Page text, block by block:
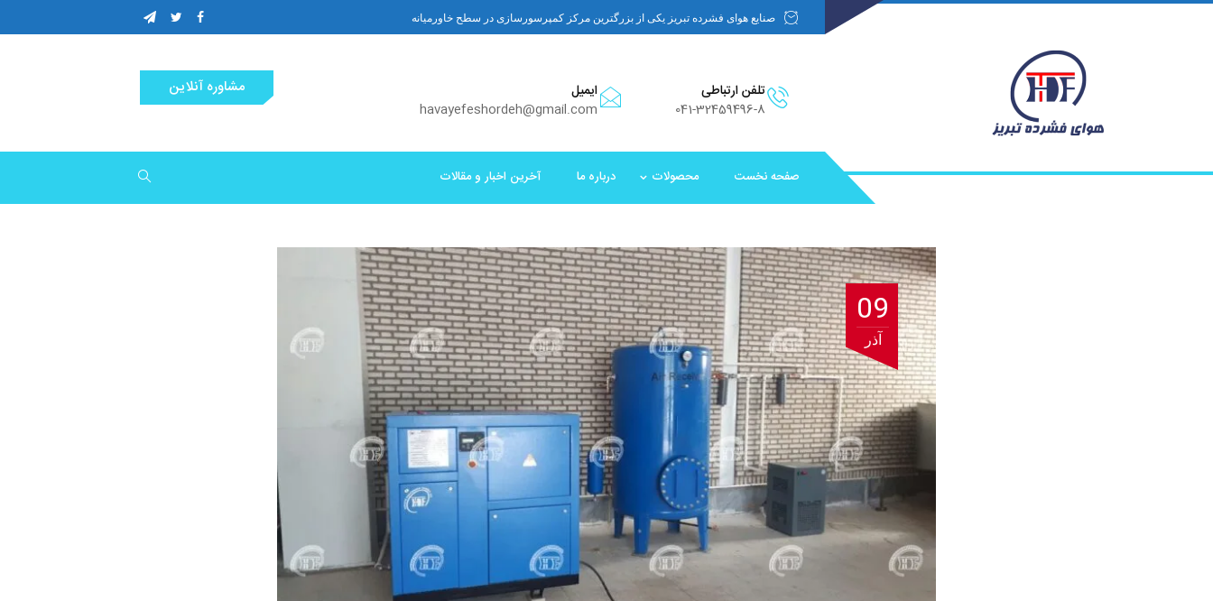
صنایع هوای فشرده تبریز یکی از بزرگترین مرکز کمپرسورسازی در سطح خاورمیانه
تلفن ارتباطی
041-32459496-8
ایمیل
havayefeshordeh@gmail.com
مشاوره آنلاین
صفحه نخست محصولات درباره ما آخرین اخبار و مقالات
09
آذر